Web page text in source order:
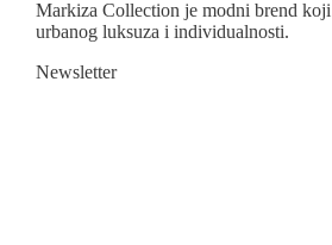
Markiza Collection je modni brend
urbanog luksuza i individualnosti.
Newsletter